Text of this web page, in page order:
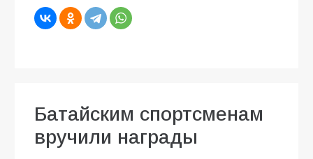
Батайским спортсменам
вручили награды